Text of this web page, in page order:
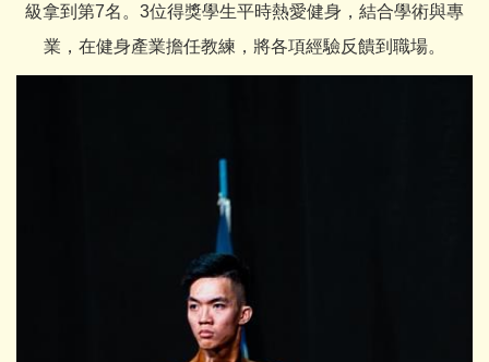
級拿到第7名。3位得獎學生平時熱愛健身，結合學術與專
業，在健身產業擔任教練，將各項經驗反饋到職場。